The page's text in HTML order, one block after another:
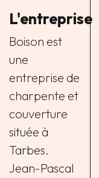
L'entreprise
Boison est
une
entreprise de
charpente et
couverture
située à
Tarbes.
Jean-Pascal